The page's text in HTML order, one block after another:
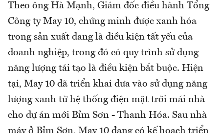
Theo ông Hà Mạnh, Giám đốc điều hành Tổng
Công ty May 10, chứng minh được xanh hóa
trong sản xuất đang là điều kiện tất yếu của
doanh nghiệp, trong đó có quy trình sử dụng
năng lượng tái tạo là điều kiện bắt buộc. Hiện
tại, May 10 đã triển khai đưa vào sử dụng năng
lượng xanh từ hệ thống điện mặt trời mái nhà
cho dự án mới Bỉm Sơn - Thanh Hóa. Sau nhà
máy ở Bỉm Sơn, May 10 đang có kế hoạch triển